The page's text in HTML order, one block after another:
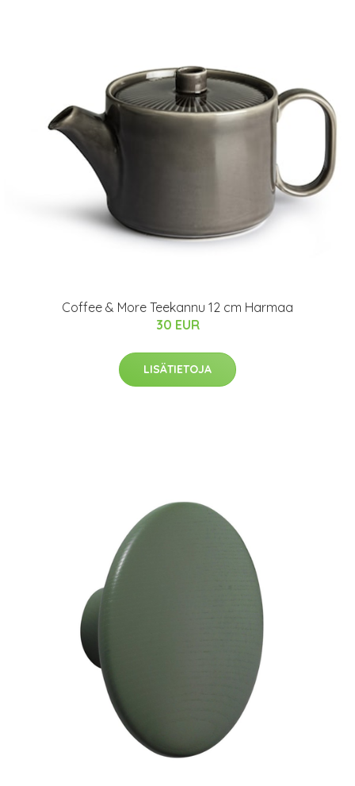
Coffee & More Teekannu 12 cm Harmaa
30 EUR
LISÄTIETOJA